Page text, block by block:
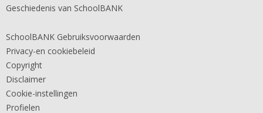
Geschiedenis van SchoolBANK
SchoolBANK Gebruiksvoorwaarden
Privacy-en cookiebeleid
Copyright
Disclaimer
Cookie-instellingen
Profielen